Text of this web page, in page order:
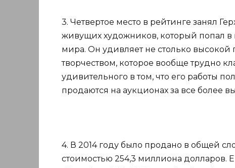
3. Четвертое место в рейтинге занял
живущих художников, который попал в
мира. Он удивляет не столько
творчеством, которое вообще трудно
удивительного в том, что его работы
продаются на аукционах за все более
4. В 2014 году было продано в общей
стоимостью 254,3 миллиона долларов.